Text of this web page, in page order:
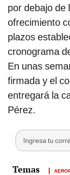
por debajo de
ofrecimiento
plazos
cronograma
En unas
firmada y el
entregará la
Pérez.